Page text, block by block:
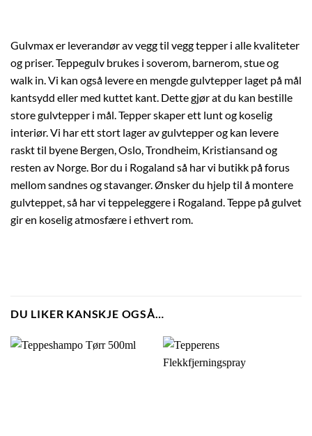
Gulvmax er leverandør av vegg til vegg tepper i alle kvaliteter
og priser. Teppegulv brukes i soverom, barnerom, stue og
walk in. Vi kan også levere en mengde gulvtepper laget på mål
kantsydd eller med kuttet kant. Dette gjør at du kan bestille
store gulvtepper i mål. Tepper skaper ett lunt og koselig
interiør. Vi har ett stort lager av gulvtepper og kan levere
raskt til byene Bergen, Oslo, Trondheim, Kristiansand og
resten av Norge. Bor du i Rogaland så har vi butikk på forus
mellom sandnes og stavanger. Ønsker du hjelp til å montere
gulvteppet, så har vi teppeleggere i Rogaland. Teppe på gulvet
gir en koselig atmosfære i ethvert rom.
DU LIKER KANSKJE OGSÅ…